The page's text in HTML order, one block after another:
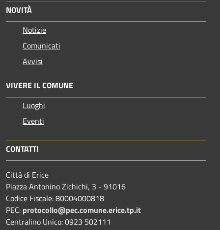
NOVITÀ
Notizie
Comunicati
Avvisi
VIVERE IL COMUNE
Luoghi
Eventi
CONTATTI
Città di Erice
Piazza Antonino Zichichi, 3 - 91016
Codice Fiscale: 80004000818
PEC: protocollo@pec.comune.erice.tp.it
Centralino Unico: 0923 502111